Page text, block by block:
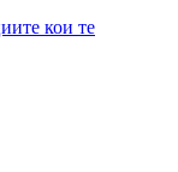
кои те